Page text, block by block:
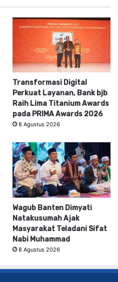
Transformasi Digital
Perkuat Layanan, Bank bjb
Raih Lima Titanium Awards
pada PRIMA Awards 2026
8 Agustus 2026
Wagub Banten Dimyati
Natakusumah Ajak
Masyarakat Teladani Sifat
Nabi Muhammad
8 Agustus 2026